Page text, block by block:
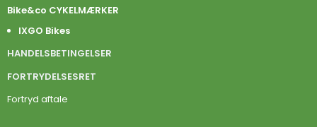
Bike&co CYKELMÆRKER
IXGO Bikes
HANDELSBETINGELSER
FORTRYDELSESRET
Fortryd aftale